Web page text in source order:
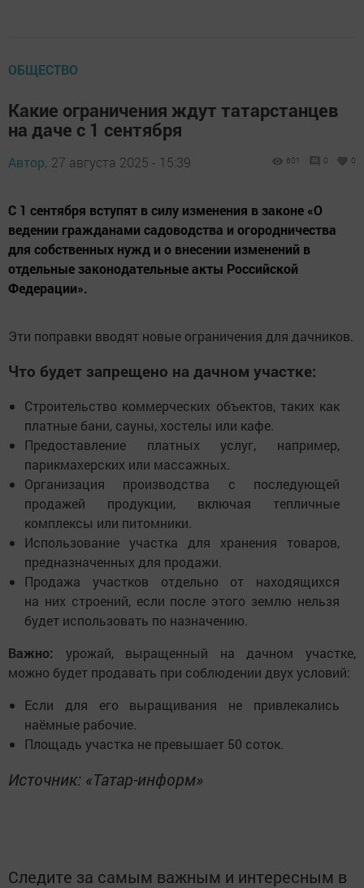
ОБЩЕСТВО
Какие ограничения ждут татарстанцев
на даче с 1 сентября
Автор, 27 августа 2025 - 15:39 601 0 0
С 1 сентября вступят в силу изменения в законе «О
ведении гражданами садоводства и огородничества
для собственных нужд и о внесении изменений в
отдельные законодательные акты Российской
Федерации».
Эти поправки вводят новые ограничения для дачников.
Что будет запрещено на дачном участке:
Строительство коммерческих объектов, таких как
платные бани, сауны, хостелы или кафе.
Предоставление платных услуг, например,
парикмахерских или массажных.
Организация производства с последующей
продажей продукции, включая тепличные
комплексы или питомники.
Использование участка для хранения товаров,
предназначенных для продажи.
Продажа участков отдельно от находящихся
на них строений, если после этого землю нельзя
будет использовать по назначению.
Важно: урожай, выращенный на дачном участке,
можно будет продавать при соблюдении двух условий:
Если для его выращивания не привлекались
наёмные рабочие.
Площадь участка не превышает 50 соток.
Источник: «Татар-информ»
Следите за самым важным и интересным в